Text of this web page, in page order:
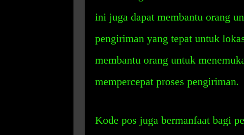
ini juga dapat membantu orang
pengiriman yang tepat untuk
membantu orang untuk
mempercepat proses pengiriman.
Kode pos juga bermanfaat bagi